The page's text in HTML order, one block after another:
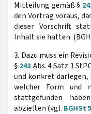
Mitteilung gemäß §
den Vortrag voraus,
dieser Vorschrift
Inhalt sie hatten.
3. Dazu muss ein
§ 243Abs. 4 Satz 1
und konkret darlegen,
welcher Form und
stattgefunden
abzielten (vgl. BGHSt